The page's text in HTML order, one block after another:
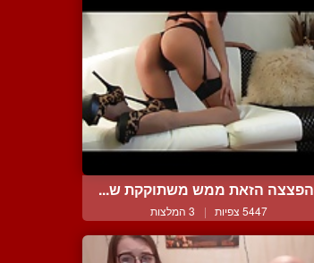
הפצצה הזאת ממש משתוקקת ש...
5447 צפיות | 3 המלצות